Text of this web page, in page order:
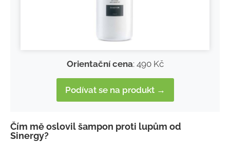
Orientační cena: 490 Kč
Podívat se na produkt →
Čím mě oslovil šampon proti lupům od
Sinergy?